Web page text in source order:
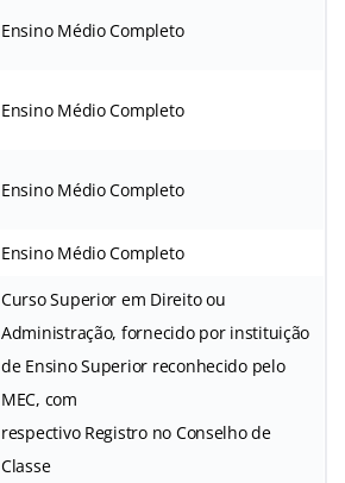
Ensino Médio Completo
Ensino Médio Completo
Ensino Médio Completo
Ensino Médio Completo
Curso Superior em Direito ou
Administração, fornecido por instituição
de Ensino Superior reconhecido pelo
MEC, com
respectivo Registro no Conselho de
Classe